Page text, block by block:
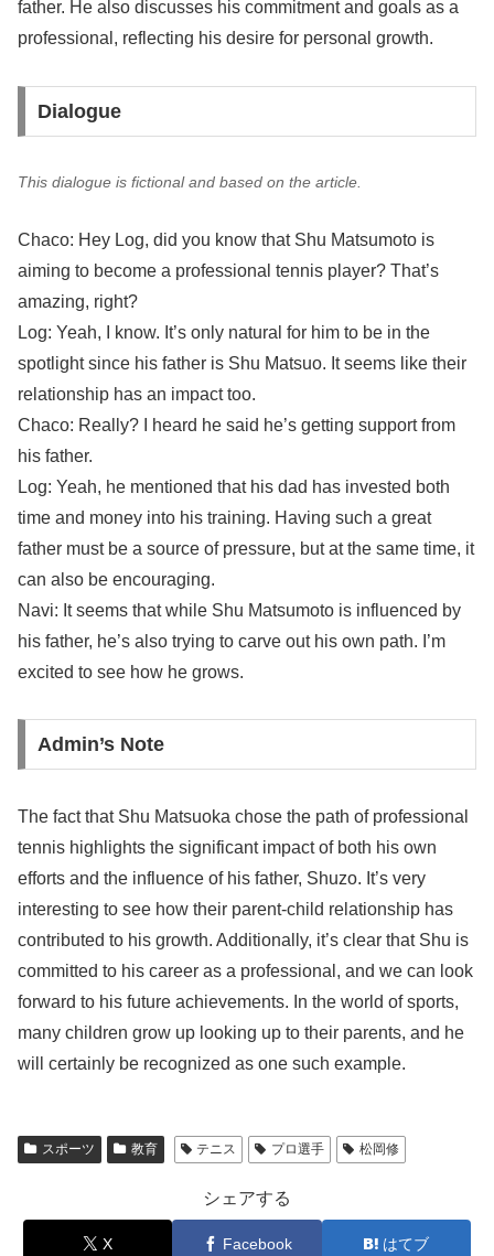
father. He also discusses his commitment and goals as a
professional, reflecting his desire for personal growth.
Dialogue
This dialogue is fictional and based on the article.
Chaco: Hey Log, did you know that Shu Matsumoto is
aiming to become a professional tennis player? That’s
amazing, right?
Log: Yeah, I know. It’s only natural for him to be in the
spotlight since his father is Shu Matsuo. It seems like their
relationship has an impact too.
Chaco: Really? I heard he said he’s getting support from
his father.
Log: Yeah, he mentioned that his dad has invested both
time and money into his training. Having such a great
father must be a source of pressure, but at the same time, it
can also be encouraging.
Navi: It seems that while Shu Matsumoto is influenced by
his father, he’s also trying to carve out his own path. I’m
excited to see how he grows.
Admin’s Note
The fact that Shu Matsuoka chose the path of professional
tennis highlights the significant impact of both his own
efforts and the influence of his father, Shuzo. It’s very
interesting to see how their parent-child relationship has
contributed to his growth. Additionally, it’s clear that Shu is
committed to his career as a professional, and we can look
forward to his future achievements. In the world of sports,
many children grow up looking up to their parents, and he
will certainly be recognized as one such example.
スポーツ 教育 テニス プロ選手 松岡修
シェアする
X Facebook はてブ